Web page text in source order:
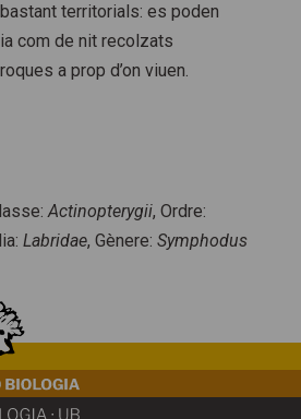
territorials: es poden
com de nit recolzats
a prop d’on viuen.
Actinopterygii, Ordre:
Labridae, Gènere: Symphodus